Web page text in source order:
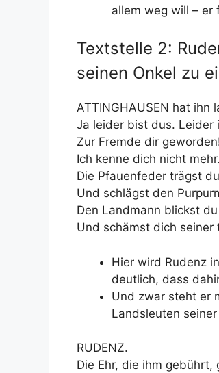
allem weg will – er
Textstelle 2:
seinen Onkel zu
ATTINGHAUSEN hat ihn
Ja leider bist dus. Leider
Zur Fremde dir
Ich kenne dich nicht
Die Pfauenfeder trägst
Und schlägst den
Den Landmann blickst
Und schämst dich seiner
Hier wird Rudenz
deutlich, dass
Und zwar steht er
Landsleuten
RUDENZ.
Die Ehr, die ihm gebührt,